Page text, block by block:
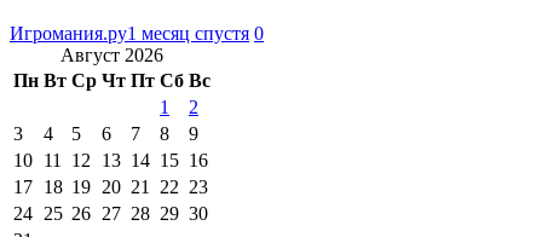
Игромания.ру1 месяц спустя 0
Август 2026
Пн Вт Ср Чт Пт Сб Вс
1
2
3
4 5 6 7 8
9
10 11 12 13 14 15 16
17 18 19 20 21 22 23
24 25 26 27 28 29 30